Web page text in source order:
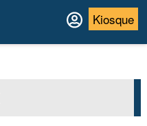
Kiosque